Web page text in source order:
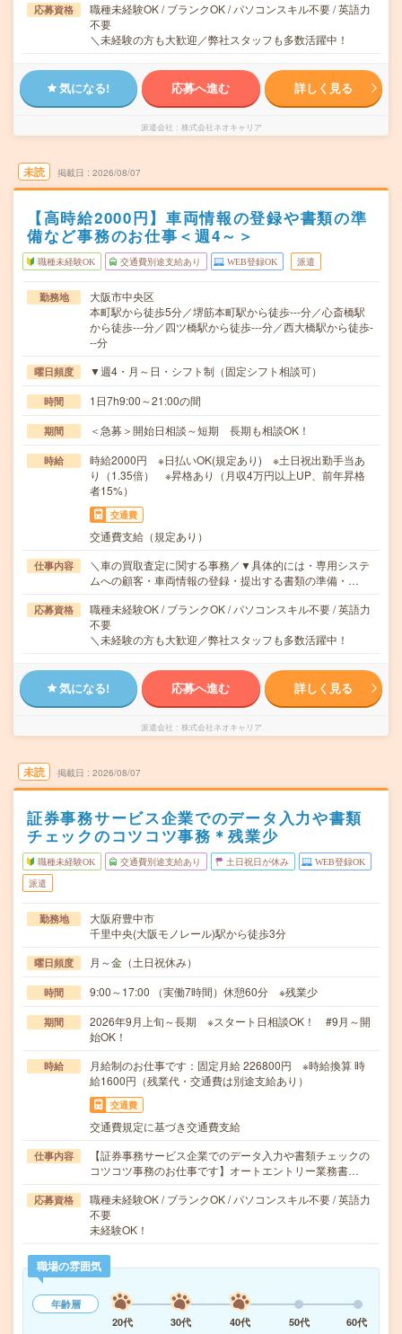
応募資格
職種未経験OK / ブランクOK / パソコンスキル不要 / 英語力
不要
＼未経験の方も大歓迎／弊社スタッフも多数活躍中！
気になる! 応募へ進む 詳しく見る
派遣会社 株式会社ネオキャリア
未読 掲載日 2026/08/07
【高時給2000円】車両情報の登録や書類の準
備など事務のお仕事＜週4～＞
職種未経験OK 交通費別途支給あり WEB登録OK 派遣
勤務地
大阪市中央区
本町駅から徒歩5分／堺筋本町駅から徒歩---分／心斎橋駅
から徒歩---分／四ツ橋駅から徒歩---分／西大橋駅から徒歩-
--分
曜日頻度 ▼週4・月～日・シフト制（固定シフト相談可）
時間 1日7h9:00～21:00の間
期間 ＜急募＞開始日相談～短期 長期も相談OK！
時給
時給2000円 ※日払いOK(規定あり) ※土日祝出勤手当あ
り（1.35倍） ※昇格あり（月収4万円以上UP、前年昇格
者15%）
交通費
交通費支給（規定あり）
仕事内容
＼車の買取査定に関する事務／▼具体的には・専用システ
ムへの顧客・車両情報の登録・提出する書類の準備・…
応募資格
職種未経験OK / ブランクOK / パソコンスキル不要 / 英語力
不要
＼未経験の方も大歓迎／弊社スタッフも多数活躍中！
気になる! 応募へ進む 詳しく見る
派遣会社 株式会社ネオキャリア
未読 掲載日 2026/08/07
証券事務サービス企業でのデータ入力や書類
チェックのコツコツ事務＊残業少
職種未経験OK 交通費別途支給あり 土日祝日が休み WEB登録OK
派遣
勤務地
大阪府豊中市
千里中央(大阪モノレール)駅から徒歩3分
曜日頻度 月～金（土日祝休み）
時間 9:00～17:00 （実働7時間）休憩60分 ※残業少
期間
2026年9月上旬～長期 ※スタート日相談OK！ #9月～開
始OK！
時給
月給制のお仕事です：固定月給 226800円 ※時給換算 時
給1600円（残業代・交通費は別途支給あり）
交通費
交通費規定に基づき交通費支給
仕事内容
【証券事務サービス企業でのデータ入力や書類チェックの
コツコツ事務のお仕事です】オートエントリー業務書…
応募資格
職種未経験OK / ブランクOK / パソコンスキル不要 / 英語力
不要
未経験OK！
職場の雰囲気
年齢層
20代
30代 40代 50代
60代